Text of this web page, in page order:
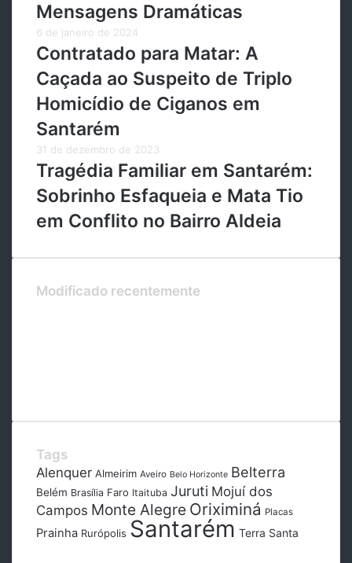
Mensagens Dramáticas
6 de janeiro de 2024
Contratado para Matar: A
Caçada ao Suspeito de Triplo
Homicídio de Ciganos em
Santarém
31 de dezembro de 2023
Tragédia Familiar em Santarém:
Sobrinho Esfaqueia e Mata Tio
em Conflito no Bairro Aldeia
Modificado recentemente
Tags
Alenquer Almeirim Aveiro Belo Horizonte Belterra
Belém Brasília Faro Itaituba Juruti Mojuí dos
Campos Monte Alegre Oriximiná Placas
Prainha Rurópolis Santarém Terra Santa